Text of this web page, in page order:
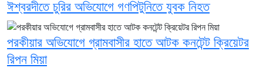
ঈশ্বরদীতে চুরির অভিযোগে গণপিটুনিতে যুবক নিহত
পরকীয়ার অভিযোগে গ্রামবাসীর হাতে আটক কনটেন্ট ক্রিয়েটর
রিপন মিয়া